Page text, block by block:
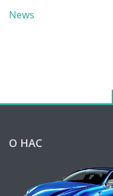
News
О НАС